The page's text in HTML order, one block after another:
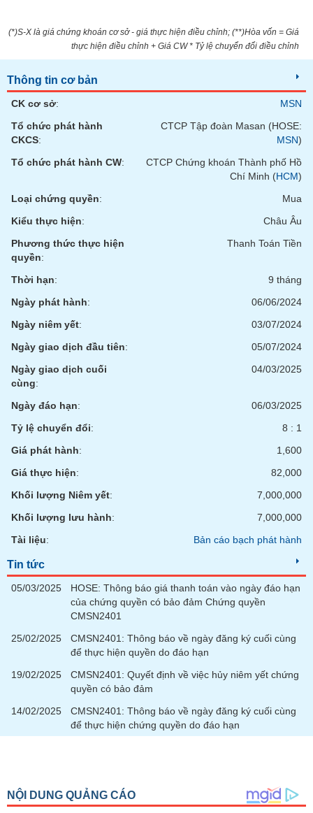
(*)S-X là giá chứng khoán cơ sở - giá thực hiện điều chỉnh; (**)Hòa vốn = Giá
thực hiện điều chỉnh + Giá CW * Tỷ lệ chuyển đổi điều chỉnh
Thông tin cơ bản
CK cơ sở:
MSN
Tổ chức phát hành
CKCS:
CTCP Tập đoàn Masan (HOSE:
MSN)
Tổ chức phát hành CW:
CTCP Chứng khoán Thành phố Hồ
Chí Minh (HCM)
Loại chứng quyền:
Mua
Kiểu thực hiện:
Châu Âu
Phương thức thực hiện
quyền:
Thanh Toán Tiền
Thời hạn:
9 tháng
Ngày phát hành:
06/06/2024
Ngày niêm yết:
03/07/2024
Ngày giao dịch đầu tiên:
05/07/2024
Ngày giao dịch cuối
cùng:
04/03/2025
Ngày đáo hạn:
06/03/2025
Tỷ lệ chuyển đổi:
8 : 1
Giá phát hành:
1,600
Giá thực hiện:
82,000
Khối lượng Niêm yết:
7,000,000
Khối lượng lưu hành:
7,000,000
Tài liệu: Bản cáo bạch phát hành
Tin tức
05/03/2025
HOSE: Thông báo giá thanh toán vào ngày đáo hạn
của chứng quyền có bảo đảm Chứng quyền
CMSN2401
25/02/2025
CMSN2401: Thông báo về ngày đăng ký cuối cùng
để thực hiện quyền do đáo hạn
19/02/2025
CMSN2401: Quyết định về việc hủy niêm yết chứng
quyền có bảo đảm
14/02/2025
CMSN2401: Thông báo về ngày đăng ký cuối cùng
để thực hiện chứng quyền do đáo hạn
BẤT
ĐỘNG
SẢN
Mã
chứng
(-)
Lãnh
đạo
(-)
Tất cả Cổ đông lớn
tức
Bài
của
giả
cáo
tích
Thuật
ngữ
(-)
Dịch
Đào
Sách
tài